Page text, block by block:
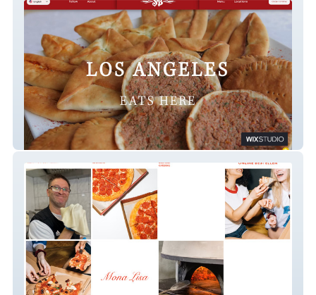
Sasoun Bakery